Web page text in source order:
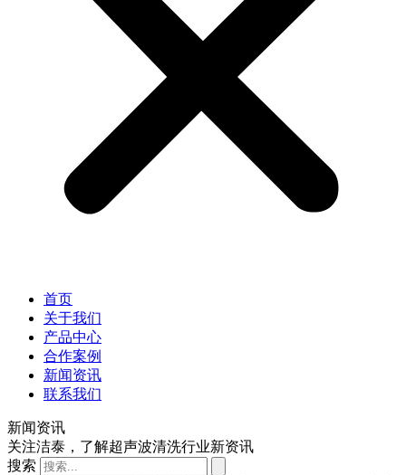
首页
关于我们
产品中心
合作案例
新闻资讯
联系我们
新闻资讯
关注洁泰，了解超声波清洗行业新资讯
搜索